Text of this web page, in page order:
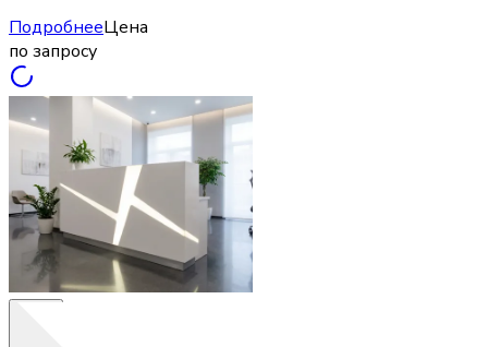
ПодробнееЦена
по запросу